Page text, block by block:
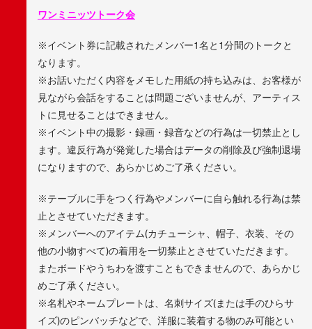
ワンミニッツトーク会
※イベント券に記載されたメンバー1名と1分間のトークと
なります。
※お話いただく内容をメモした用紙の持ち込みは、お客様が
見ながら会話をすることは問題ございませんが、アーティス
トに見せることはできません。
※イベント中の撮影・録画・録音などの行為は一切禁止とし
ます。違反行為が発覚した場合はデータの削除及び強制退場
になりますので、あらかじめご了承ください。
※テーブルに手をつく行為やメンバーに自ら触れる行為は禁
止とさせていただきます。
※メンバーへのアイテム(カチューシャ、帽子、衣装、その
他の小物すべて)の着用を一切禁止とさせていただきます。
またボードやうちわを渡すこともできませんので、あらかじ
めご了承ください。
※名札やネームプレートは、名刺サイズ(または手のひらサ
イズ)のピンバッチなどで、洋服に装着する物のみ可能とい